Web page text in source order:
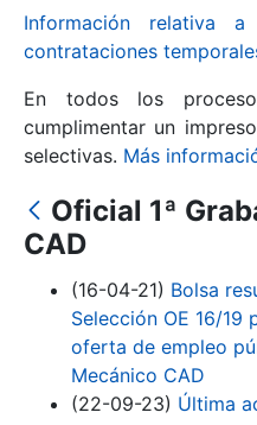
Mostrar/Ocultar
Mostrar/Ocultar
Información relativa
contrataciones
En todos los
cumplimentar un
selectivas. Más
Oficial 1ª
CAD
(16-04-21) Bolsa
Selección OE 16/19
oferta de empleo
Mecánico CAD
(22-09-23) Última